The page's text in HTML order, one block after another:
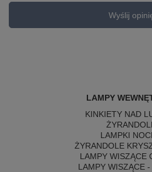
Wyślij
LAMPY
KINKIETY NAD
LAMPKI
ŻYRANDOLE
LAMPY WISZĄCE
LAMPY WISZĄCE